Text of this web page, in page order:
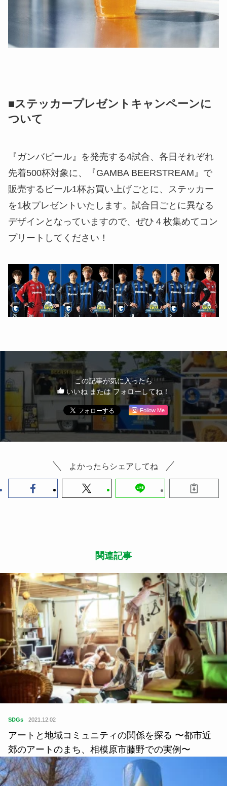
■ステッカープレゼントキャンペーンに
ついて
『ガンバビール』を発売する4試合、各日それぞれ
先着500杯対象に、『GAMBA BEERSTREAM』で
販売するビール1杯お買い上げごとに、ステッカー
を1枚プレゼントいたします。試合日ごとに異なる
デザインとなっていますので、ぜひ４枚集めてコン
プリートしてください！
この記事が気に入ったら
いいね または フォローしてね！
Follow Me
よかったらシェアしてね
関連記事
SDGs 2021.12.02
アートと地域コミュニティの関係を探る 〜都市近
郊のアートのまち、相模原市藤野での実例〜